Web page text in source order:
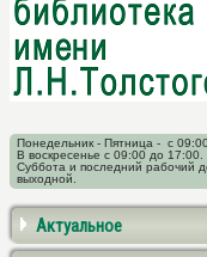
Понедельник - Пятница - с
В воскресенье с 09:00 до 17:00.
Суббота и последний рабочий
выходной.
Актуальное